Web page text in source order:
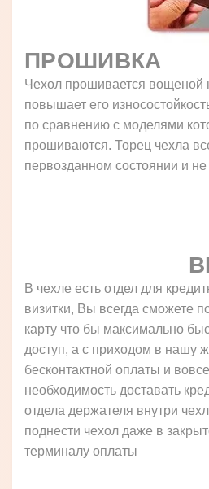
ПРОШИВКА
Чехол прошивается вощеной
повышает его
по сравнению с моделями
прошиваются. Торец чехла
первозданном состоянии и не
В чехле есть отдел для
визитки, Вы всегда сможете
карту что бы максимально
доступ, а с приходом в нашу
бесконтактной оплаты и
необходимость доставать
отдела держателя внутри
поднести чехол даже в
терминалу оплаты